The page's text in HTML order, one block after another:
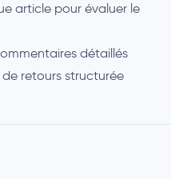
article pour évaluer le
détaillés
retours structurée